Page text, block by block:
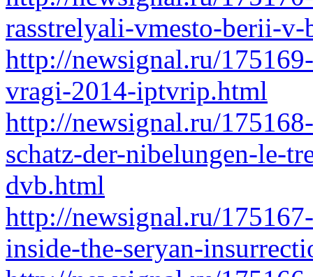
rasstrelyali-vmesto-berii-
http://newsignal.ru/
vragi-2014-iptvrip.html
http://newsignal.ru/
schatz-der-nibelungen-le-
dvb.html
http://newsignal.ru/
inside-the-seryan-